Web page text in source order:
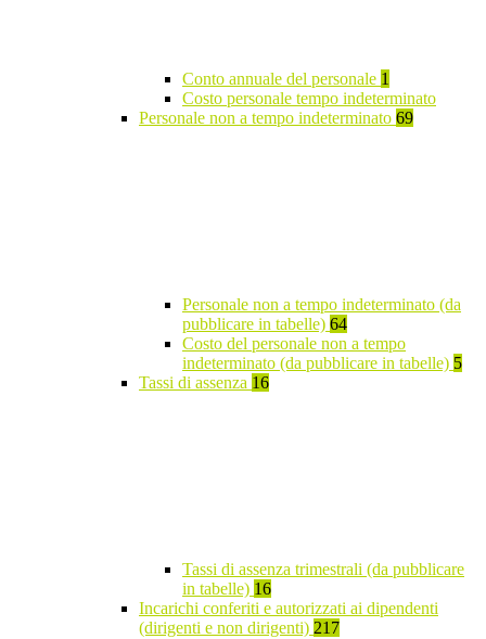
Conto annuale del personale 1
Costo personale tempo indeterminato
Personale non a tempo indeterminato 69
Personale non a tempo indeterminato (da
pubblicare in tabelle) 64
Costo del personale non a tempo
indeterminato (da pubblicare in tabelle) 5
Tassi di assenza 16
Tassi di assenza trimestrali (da pubblicare
in tabelle) 16
Incarichi conferiti e autorizzati ai dipendenti
(dirigenti e non dirigenti) 217